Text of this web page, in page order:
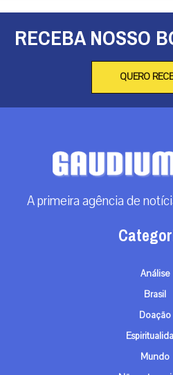
RECEBA NOSSO
QUERO
A primeira agência de
Análise
Brasil
Doação
Mundo